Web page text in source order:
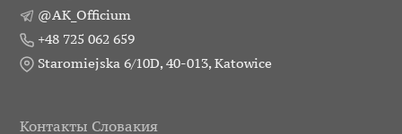
@AK_Officium
+48 725 062 659
Staromiejska 6/10D, 40-013, Katowice
Контакты Словакия